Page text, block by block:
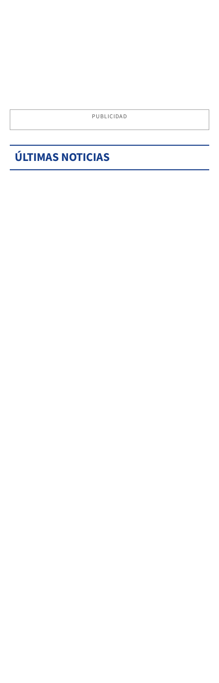
PUBLICIDAD
ÚLTIMAS NOTICIAS